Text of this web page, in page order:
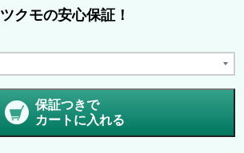
ツクモの安心保証！
保証つきで
カートに入れる